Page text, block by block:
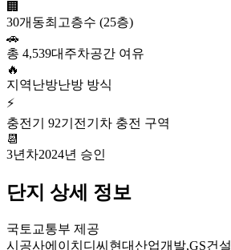
🏢
30개동최고층수 (25층)
🚗
총 4,539대 주차공간 여유
🔥
지역난방난방 방식
⚡
충전기 92기 전기차 충전 구역
📆
3년차2024년 승인
단지 상세 정보
국토교통부 제공
시공사에이치디씨현대산업개발,GS건설